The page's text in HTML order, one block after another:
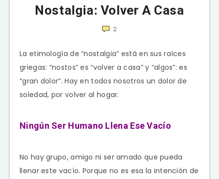
Nostalgia: Volver A Casa
2
La etimología de “nostalgia” está en sus raíces
griegas: “nostos” es “volver a casa” y “algos”: es
“gran dolor”. Hay en todos nosotros un dolor de
soledad, por volver al hogar.
Ningún Ser Humano Llena Ese Vacío
No hay grupo, amigo ni ser amado que pueda
llenar este vacío. Porque no es esa la intención de